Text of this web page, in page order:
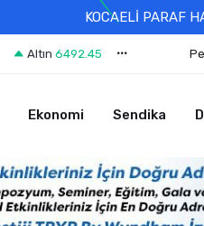
KOCAELİ PARAF
Altın 6492.45
Ekonomi Sendika